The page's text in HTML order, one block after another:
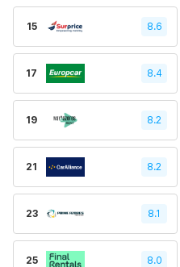
15 8.6
17 8.4
19 8.2
21 8.2
23 8.1
25 8.0